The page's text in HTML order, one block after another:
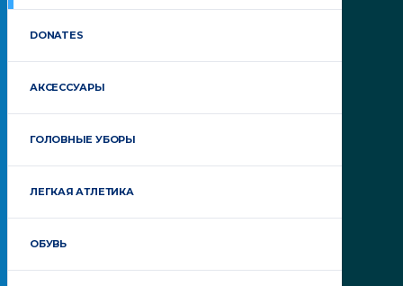
DONATES
АКСЕССУАРЫ
ГОЛОВНЫЕ УБОРЫ
ЛЕГКАЯ АТЛЕТИКА
ОБУВЬ